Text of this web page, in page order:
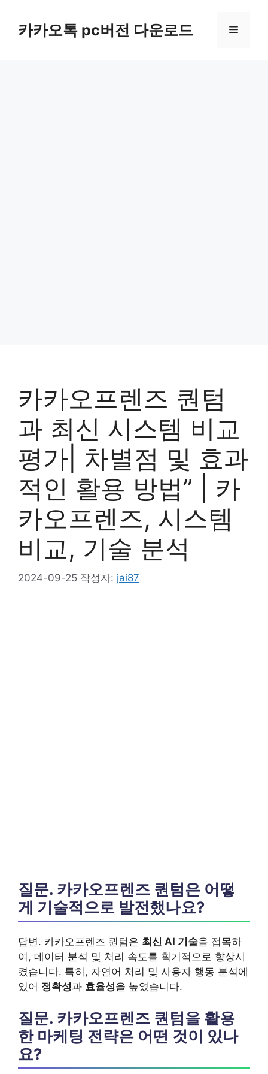
카카오톡 pc버전 다운로드 메
카카오프렌즈 퀀텀
과 최신 시스템 비교
평가| 차별점 및 효과
적인 활용 방법” | 카
카오프렌즈, 시스템
비교, 기술 분석
2024-09-25 작성자: jai87
질문. 카카오프렌즈 퀀텀은 어떻
게 기술적으로 발전했나요?
답변. 카카오프렌즈 퀀텀은 최신 AI 기술을 접목하
여, 데이터 분석 및 처리 속도를 획기적으로 향상시
켰습니다. 특히, 자연어 처리 및 사용자 행동 분석에
있어 정확성과 효율성을 높였습니다.
질문. 카카오프렌즈 퀀텀을 활용
한 마케팅 전략은 어떤 것이 있나
요?